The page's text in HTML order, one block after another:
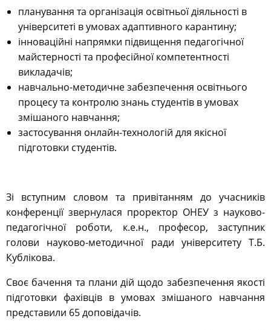
планування та організація освітньої діяльності в
університеті в умовах адаптивного карантину;
інноваційні напрямки підвищення педагогічної
майстерності та професійної компетентності
викладачів;
навчально-методичне забезпечення освітнього
процесу та контролю знань студентів в умовах
змішаного навчання;
застосування онлайн-технологій для якісної
підготовки студентів.
Зі вступним словом та привітанням до учасників
конференції звернулася проректор ОНЕУ з науково-
педагогічної роботи, к.е.н., професор, заступник
голови науково-методичної ради університету Т.Б.
Кублікова.
Своє бачення та плани дій щодо забезпечення якості
підготовки фахівців в умовах змішаного навчання
представили 65 доповідачів.